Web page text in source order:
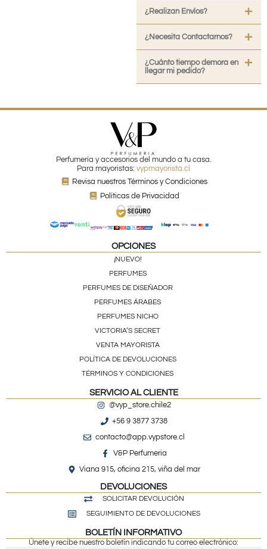
¿Realizan Envíos?
¿Necesita Contactarnos?
¿Cuánto tiempo demora en
llegar mi pedido?
Perfumería y accesorios del mundo a tu casa.
Para mayoristas: vypmayorista.cl
Revisa nuestros Términos y Condiciones
Políticas de Privacidad
OPCIONES
¡NUEVO!
PERFUMES
PERFUMES DE DISEÑADOR
PERFUMES ÁRABES
PERFUMES NICHO
VICTORIA’S SECRET
VENTA MAYORISTA
POLÍTICA DE DEVOLUCIONES
TÉRMINOS Y CONDICIONES
SERVICIO AL CLIENTE
@vyp_store.chile2
+56 9 3877 3738
contacto@app.vypstore.cl
V&P Perfumeria
Viana 915, oficina 215, viña del mar
DEVOLUCIONES
SOLICITAR DEVOLUCIÓN
SEGUIMIENTO DE DEVOLUCIONES
BOLETÍN INFORMATIVO
Únete y recibe nuestro boletín indicando tu correo electrónico: